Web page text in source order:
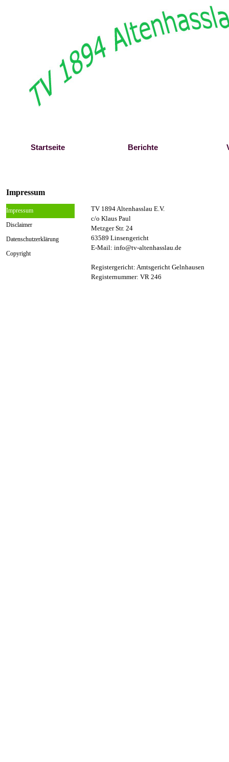
Startseite Berichte
Impressum
Impressum
Disclaimer
Datenschutzerklärung
Copyright
TV 1894 Altenhasslau E.V.
c/o Klaus Paul
Metzger Str. 24
63589 Linsengericht
E-Mail: info@tv-altenhasslau.de
Registergericht: Amtsgericht Gelnhausen
Registernummer: VR 246